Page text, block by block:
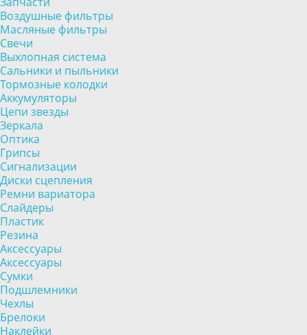
Воздушные фильтры
Масляные фильтры
Свечи
Выхлопная система
Сальники и пыльники
Тормозные колодки
Аккумуляторы
Цепи звезды
Зеркала
Оптика
Грипсы
Сигнализации
Диски сцепления
Ремни вариатора
Слайдеры
Пластик
Резина
Аксессуары
Аксессуары
Сумки
Подшлемники
Чехлы
Брелоки
Наклейки